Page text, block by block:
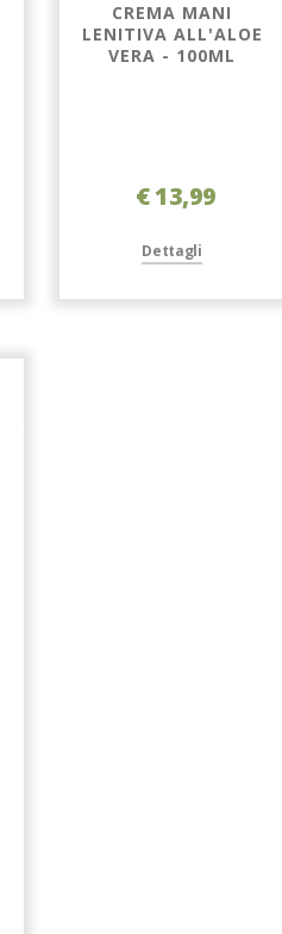
CREMA MANI
LENITIVA ALL'ALOE
VERA - 100ML
€ 13,99
Dettagli